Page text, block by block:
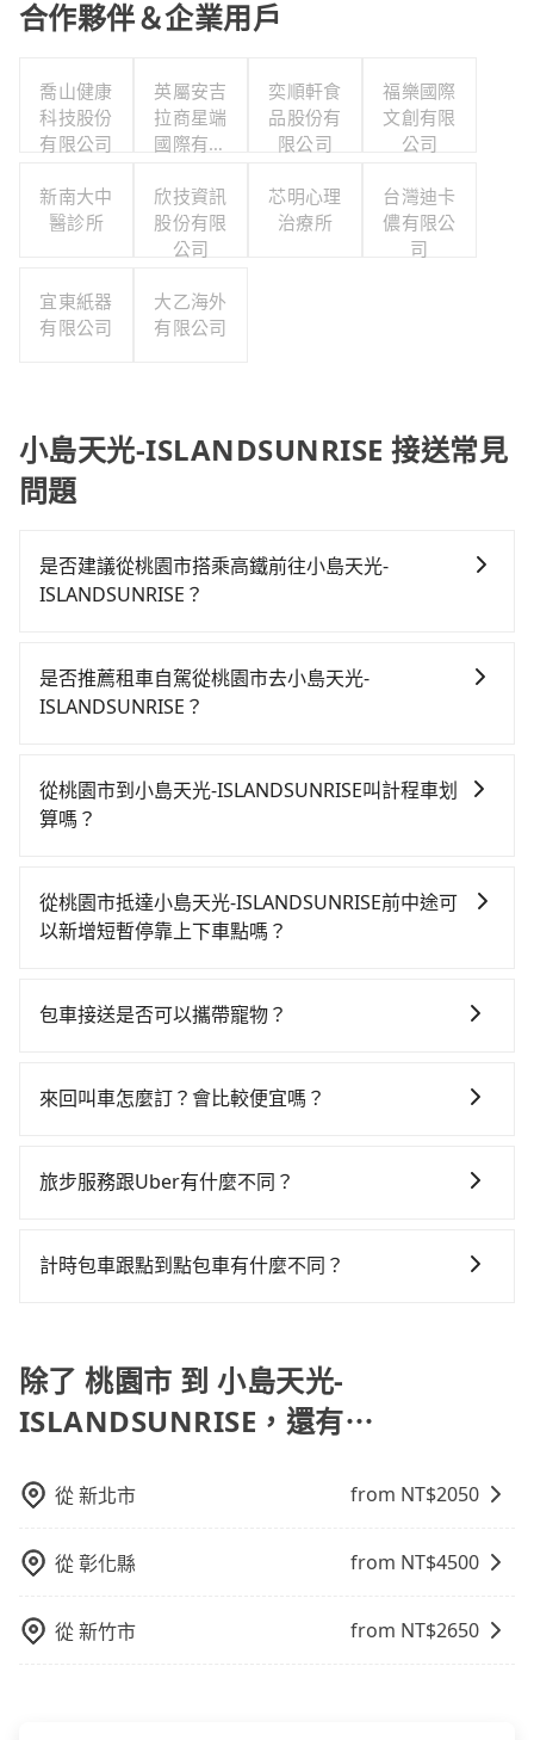
合作夥伴＆企業用戶
喬山健康
科技股份
有限公司
英屬安吉
拉商星端
國際有限
分公司
奕順軒食
品股份有
限公司
福樂國際
文創有限
公司
新南大中
醫診所
欣技資訊
股份有限
公司
芯明心理
治療所
台灣迪卡
儂有限公
司
宜東紙器
有限公司
大乙海外
有限公司
小島天光-ISLANDSUNRISE 接送常見
問題
是否建議從桃園市搭乘高鐵前往小島天光-
ISLANDSUNRISE？
ISLANDSUNRISE，高鐵較貴、費時、轉車麻煩！從最早
06:49一直到23:24，桃園-南港一天最多有72班次高鐵可
站後，步行進站、現場購票並於月台排隊的時間約15分
鐘，再乘坐27~34分鐘（平均32分）的高鐵從桃園站前
1,900元後，抵達小島天光-ISLANDSUNRISE (宜蘭縣冬
山鄉) 的目的地。全程加上轉車時間共2小時24分鐘，假
約1,310元，費時1小時28分鐘。選擇搭乘高鐵而不預約
tripool！如果你是獨自一人乘車，也可參考tripool的拼
是否推薦租車自駕從桃園市去小島天光-
ISLANDSUNRISE？
時不需要閉目養神（因為要自己開車），最重要的是你
當天就要來回，那在桃園路邊可隨租隨借的iRent應該是
市（大園區）到小島天光-ISLANDSUNRISE的花費預估
為$1,550~2,050（金額差異來自於平假日、車款差異、
可能的罰單都需自付。再者，和運的iRent只提供最基本
座或九人座可供選擇，而且無人租車最令人詬病的就是
樣。另外，偶爾也會遇到明明已經預約了時間但上一位
小的風險。最後，雖然路邊隨租隨還看似方便，但實際
從桃園市到小島天光-ISLANDSUNRISE叫計程車划
算嗎？
灣大車隊、Uber、Line Taxi、Yoxi等，如果在路邊攔不
到車，也可考慮打電話至附近的計程車隊，如游輝益自
2,885~3,500元間，但如改預約tripool可省高達$900。
難度是雙北市的120倍。綜合以上，無論在價格或服務品
從桃園市抵達小島天光-ISLANDSUNRISE前中途可
以新增短暫停靠上下車點嗎？
前往小島天光-ISLANDSUNRISE的途中可備註加點。每
的等待時間，收取額外費用是必要的補償。
包車接送是否可以攜帶寵物？
預定時特別勾選，是可以讓置入提籠或提袋內的中小型
來回叫車怎麼訂？會比較便宜嗎？
趟車的資訊，所以如果需要來回叫車，請分兩筆訂單預
不限單程或來回。
旅步服務跟Uber有什麼不同？
中長程提供最優惠的價格。 (3) 全台服務，不分城市與郊
計時包車跟點到點包車有什麼不同？
費，通常以每小時為單位，客戶可以根據自己的需要預
定一定時間的包車服務。這種服務適用於需要在城市內
多個地點間來回穿梭的客戶，例如市區觀光、商務差旅
費，客戶可以預先告知出發地點A到目的地B，會根據路
線和里程來計算費用。這種服務通常適用於單程或從一
個城市到另一個城市的長途包車。
除了 桃園市 到 小島天光-
ISLANDSUNRISE，還有⋯
從新北市 from NT$2050
從彰化縣 from NT$4500
從新竹市 from NT$2650